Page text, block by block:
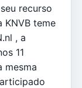
recurso
KNVB teme
, a
11
mesma